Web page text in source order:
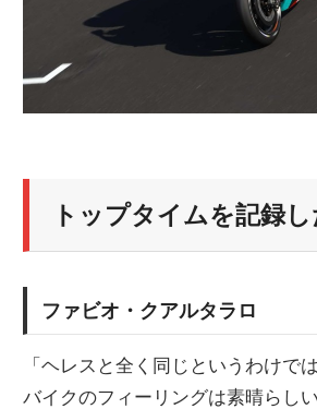
トップタイムを記録
ファビオ・クアルタラロ
「ヘレスと全く同じというわけで
バイクのフィーリングは素晴らし